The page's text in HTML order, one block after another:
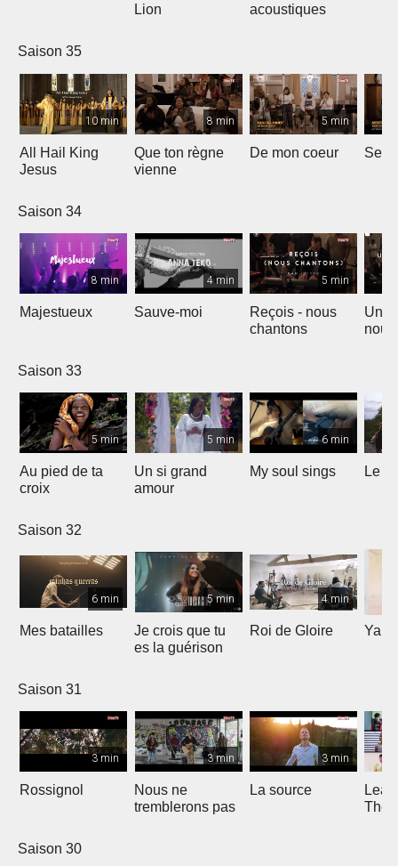
Lion
acoustiques
Saison 35
10 min
All Hail King
Jesus
8 min
Que ton règne
vienne
5 min
De mon coeur
Saison 34
8 min
Majestueux
4 min
Sauve-moi
5 min
Reçois - nous
chantons
Un
Saison 33
5 min
Au pied de ta
croix
5 min
Un si grand
amour
6 min
My soul sings Le
Saison 32
6 min
Mes batailles
5 min
Je crois que tu
es la guérison
4 min
Roi de Gloire
Saison 31
3 min
Rossignol
3 min
Nous ne
tremblerons pas
3 min
La source
The
Saison 30